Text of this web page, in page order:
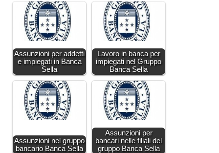
Assunzioni per addetti
e impiegati in Banca
Sella
Lavoro in banca per
impiegati nel Gruppo
Banca Sella
Assunzioni nel gruppo
bancario Banca Sella
Assunzioni per
bancari nelle filiali del
gruppo Banca Sella